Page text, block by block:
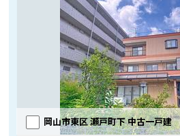
岡山市東区 瀬戸町下 中古一戸建